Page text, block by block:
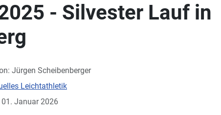
- Silvester Lauf in
Jürgen Scheibenberger
Leichtathletik
Januar 2026